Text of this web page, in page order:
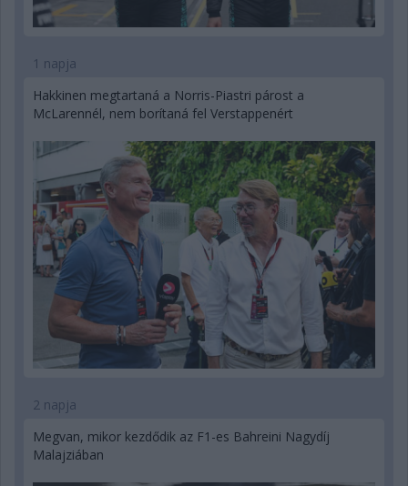
1 napja
Hakkinen megtartaná a Norris-Piastri párost a
McLarennél, nem borítaná fel Verstappenért
2 napja
Megvan, mikor kezdődik az F1-es Bahreini Nagydíj
Malajziában